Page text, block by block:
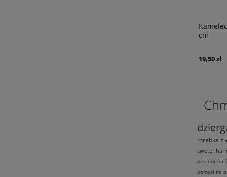
43,92 zł
torebka z
sweter
prezent na
pomysł na